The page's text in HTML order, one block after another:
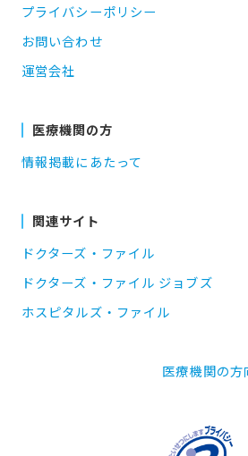
プライバシーポリシー
お問い合わせ
運営会社
医療機関の方
情報掲載にあたって
関連サイト
ドクターズ・ファイル
ドクターズ・ファイル ジョブズ
ホスピタルズ・ファイル
医療機関の